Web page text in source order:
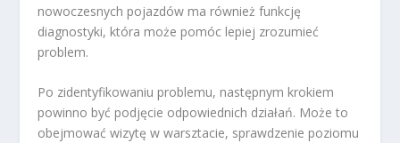
nowoczesnych pojazdów ma również funkcję
diagnostyki, która może pomóc lepiej zrozumieć
problem.
Po zidentyfikowaniu problemu, następnym krokiem
powinno być podjęcie odpowiednich działań. Może to
obejmować wizytę w warsztacie, sprawdzenie poziomu